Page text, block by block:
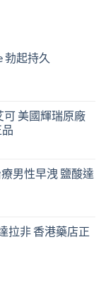
勃起持久
可 美國輝瑞原廠
男性早洩 鹽酸達
拉非 香港藥店正